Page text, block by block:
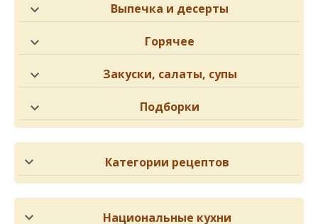
Выпечка и десерты
Горячее
Закуски, салаты, супы
Подборки
Категории рецептов
Национальные кухни